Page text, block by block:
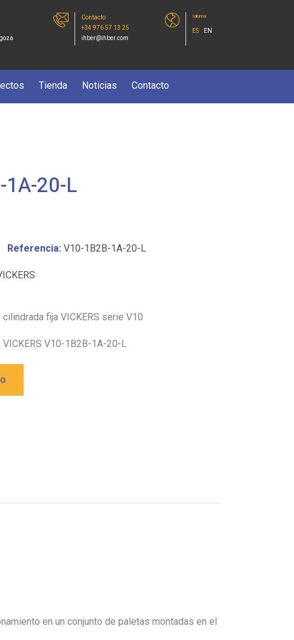
Contacto
+34 976 57 13 25
ihber@ihber.com
Idioma
ES EN
Tienda Noticias Contacto
20-L
Referencia: V10-1B2B-1A-20-L
fija VICKERS serie V10
VICKERS V10-1B2B-1A-20-L
en un conjunto de paletas montadas en el